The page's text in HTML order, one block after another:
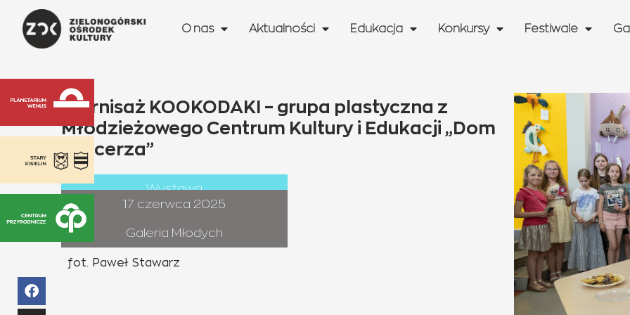
O nas Aktualności Edukacja Konkursy Festiwale
Wernisaż KOOKODAKI – grupa plastyczna z
Młodzieżowego Centrum Kultury i Edukacji „Dom
Harcerza”
Wystawa
17 czerwca 2025
Galeria Młodych
fot. Paweł Stawarz